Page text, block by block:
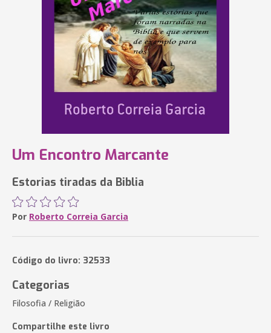
Um Encontro Marcante
Estorias tiradas da Biblia
Por Roberto Correia Garcia
Código do livro: 32533
Categorias
Filosofia / Religião
Compartilhe este livro